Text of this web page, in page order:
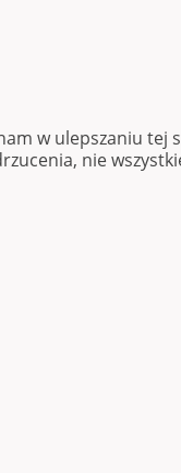
w ulepszaniu tej
nie